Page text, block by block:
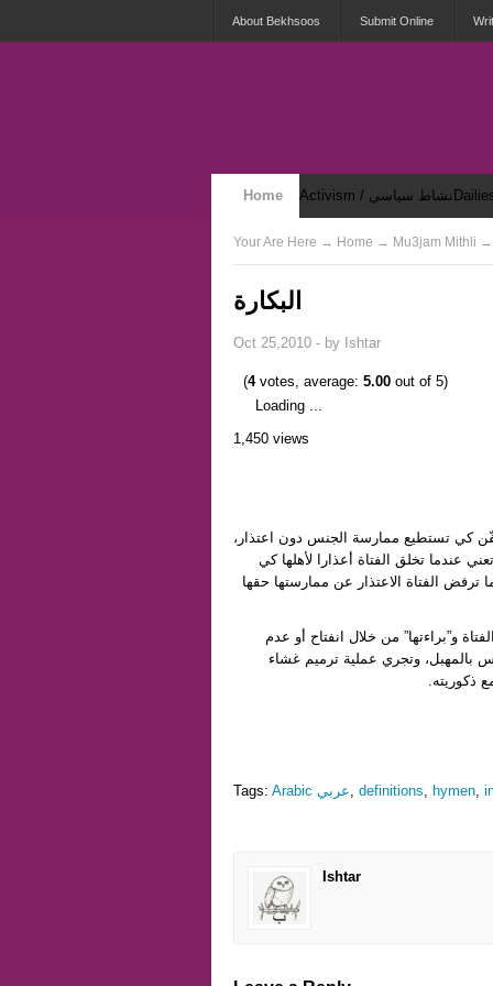
About Bekhsoos Submit Online
Home Activism / نشاط سياسي
Security & Violence / أمان وعنف Your Are Here → Home
البكارة
Oct 25,2010 - by Ishtar
(4votes, average: 5.00 out of 5)
Loading ...
1,450 views
كي تستطيع ممارسة الجنس دون اعتذار،
عندما تخلق الفتاة أعذارا لأهلها كي
ترفض الفتاة الاعتذار عن ممارستها حقها
و”براءتها” من خلال انفتاح أو عدم
بالمهبل، وتجري عملية ترميم غشاء
ذكوريته.
Tags: Arabic عربي, definitions, hymen,
Ishtar